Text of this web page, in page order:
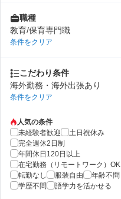
職種
教育/保育専門職
条件をクリア
こだわり条件
海外勤務・海外出張あり
条件をクリア
人気の条件
未経験者歓迎
土日祝休み
完全週休2日制
年間休日120日以上
在宅勤務（リモートワーク）OK
転勤なし
服装自由
年齢不問
学歴不問
語学力を活かせる